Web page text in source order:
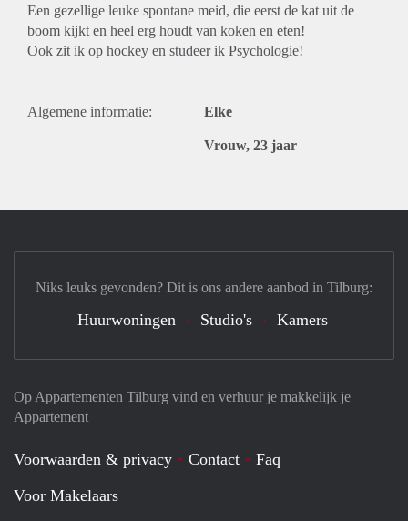
Een gezellige leuke spontane meid, die eerst de kat uit de
boom kijkt en heel erg houdt van koken en eten!
Ook zit ik op hockey en studeer ik Psychologie!
Algemene informatie: Elke
Vrouw, 23 jaar
Op Appartementen Tilburg vind en verhuur je makkelijk je
Appartement
Voorwaarden & privacy Contact
Faq
Voor Makelaars
Niks leuks gevonden? Dit is ons andere aanbod in Tilburg:
Huurwoningen Studio's Kamers